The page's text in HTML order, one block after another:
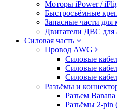
Моторы iPower /
Быстросъёмные
Запасные части для
Двигатели ДВС для
Силовая часть
Провод AWG
Силовые
Силовые
Силовые
Разъёмы и
Разъем
Разъёмы 2-pin